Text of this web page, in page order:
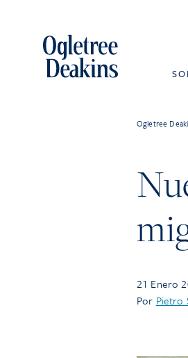
Ogletree
21 Enero
Por Pietro